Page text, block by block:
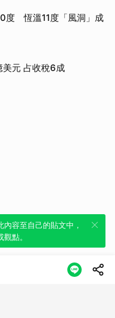
度 恆溫11度「風洞」成
美元 占收稅6成
內容，透過發布貼
。
內容至自己的貼文中，
點。